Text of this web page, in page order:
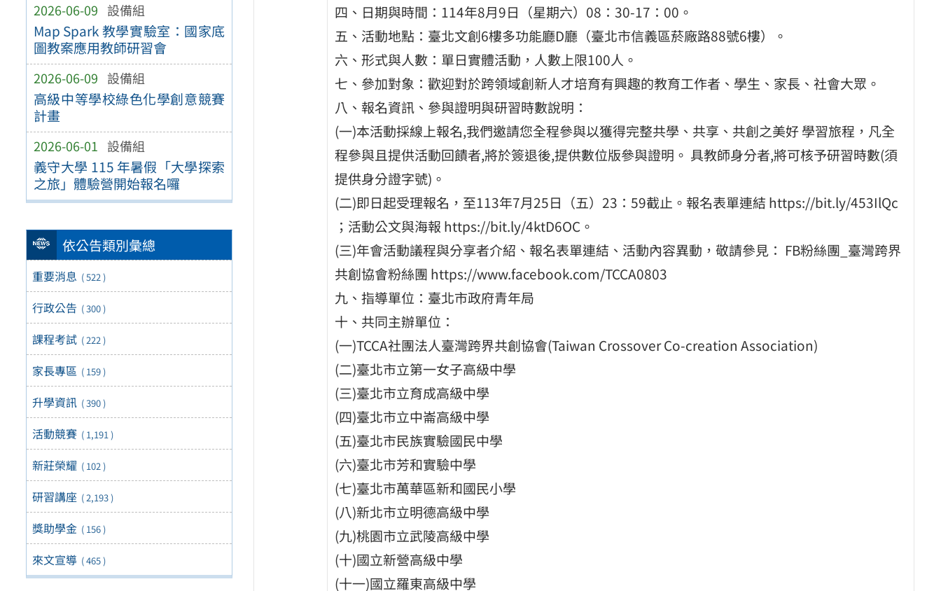
2026-06-09 設備組
Map Spark 教學實驗室：國家底
圖教案應用教師研習會
2026-06-09 設備組
高級中等學校綠色化學創意競賽
計畫
2026-06-01 設備組
義守大學 115 年暑假「大學探索
之旅」體驗營開始報名囉
依公告類別彙總
重要消息 ( 522 )
行政公告 ( 300 )
課程考試 ( 222 )
家長專區 ( 159 )
升學資訊 ( 390 )
活動競賽 ( 1,191 )
新莊榮耀 ( 102 )
研習講座 ( 2,193 )
獎助學金 ( 156 )
來文宣導 ( 465 )
四、日期與時間：114年8月9日（星期六）08：30-17：00。
五、活動地點：臺北文創6樓多功能廳D廳（臺北市信義區菸廠路88號6樓）。
六、形式與人數：單日實體活動，人數上限100人。
七、參加對象：歡迎對於跨領域創新人才培育有興趣的教育工作者、學生、家長、社會大眾。
八、報名資訊、參與證明與研習時數說明：
(一)本活動採線上報名,我們邀請您全程參與以獲得完整共學、共享、共創之美好 學習旅程，凡全
程參與且提供活動回饋者,將於簽退後,提供數位版參與證明。 具教師身分者,將可核予研習時數(須
提供身分證字號)。
(二)即日起受理報名，至113年7月25日（五）23：59截止。報名表單連結 https://bit.ly/453IlQc
；活動公文與海報 https://bit.ly/4ktD6OC。
(三)年會活動議程與分享者介紹、報名表單連結、活動內容異動，敬請參見： FB粉絲團_臺灣跨界
共創協會粉絲團 https://www.facebook.com/TCCA0803
九、指導單位：臺北市政府青年局
十、共同主辦單位：
(一)TCCA社團法人臺灣跨界共創協會(Taiwan Crossover Co-creation Association)
(二)臺北市立第一女子高級中學
(三)臺北市立育成高級中學
(四)臺北市立中崙高級中學
(五)臺北市民族實驗國民中學
(六)臺北市芳和實驗中學
(七)臺北市萬華區新和國民小學
(八)新北市立明德高級中學
(九)桃園市立武陵高級中學
(十)國立新營高級中學
(十一)國立羅東高級中學